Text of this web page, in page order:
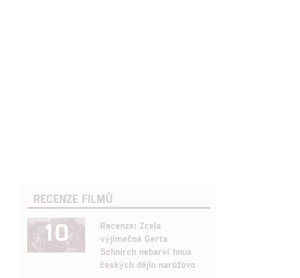
RECENZE FILMŮ
10
Recenze: Zcela
výjimečná Gerta
Schnirch nebarví hnus
českých dějin narůžovo